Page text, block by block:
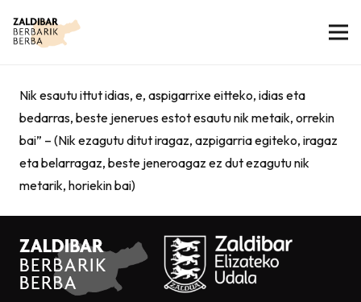
Nik esautu ittut idias, e, aspigarrixe eitteko, idias eta
bedarras, beste jenerues estot esautu nik metaik, orrekin
bai” – (Nik ezagutu ditut iragaz, azpigarria egiteko, iragaz
eta belarragaz, beste jeneroagaz ez dut ezagutu nik
metarik, horiekin bai)